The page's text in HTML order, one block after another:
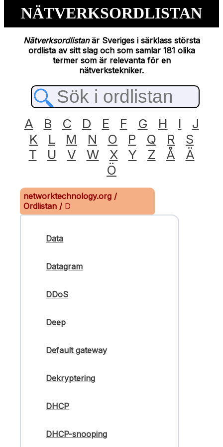
NÄTVERKSORDLISTAN
Nätverksordlistanär Sveriges i särklass största
ordlista av sitt slag och som samlar 181 olika
termer som är relevanta för en
nätverkstekniker.
A B C D E F G H I
J
K
L M N O P Q R
S
T
U V W X Y Z Å
Ä
Ö
networktechnology.org /
Ordlistan / D
Data
Datagram
DDoS
Deep
Default gateway
Dekryptering
DHCP
DHCP-snooping